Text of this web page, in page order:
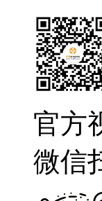
官方
微信